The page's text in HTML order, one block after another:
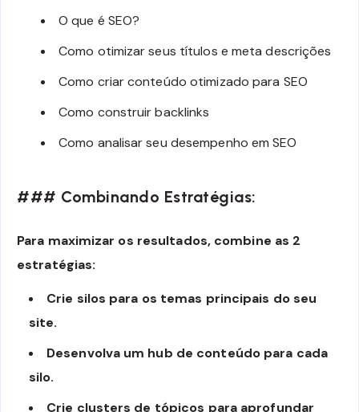
O que é SEO?
Como otimizar seus títulos e meta descrições
Como criar conteúdo otimizado para SEO
Como construir backlinks
Como analisar seu desempenho em SEO
### Combinando Estratégias:
Para maximizar os resultados, combine as 2
estratégias:
Crie silos para os temas principais do seu
site.
Desenvolva um hub de conteúdo para cada
silo.
Crie clusters de tópicos para aprofundar